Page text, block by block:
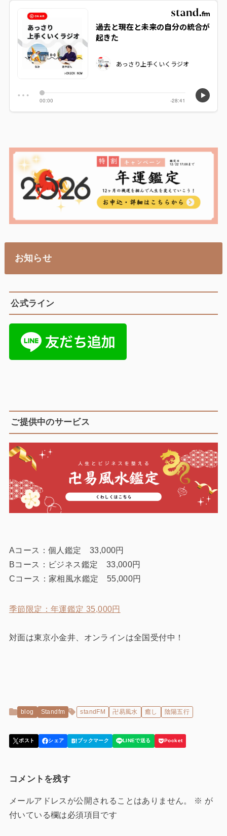
お知らせ
公式ライン
ご提供中のサービス
Aコース：個人鑑定 33,000円
Bコース：ビジネス鑑定 33,000円
Cコース：家相風水鑑定 55,000円
季節限定：年運鑑定 35,000円
対面は東京小金井、オンラインは全国受付中！
blog Standfm standFM 卍易風水 癒し 陰陽五行
コメントを残す
メールアドレスが公開されることはありません。 ※ が
付いている欄は必須項目です